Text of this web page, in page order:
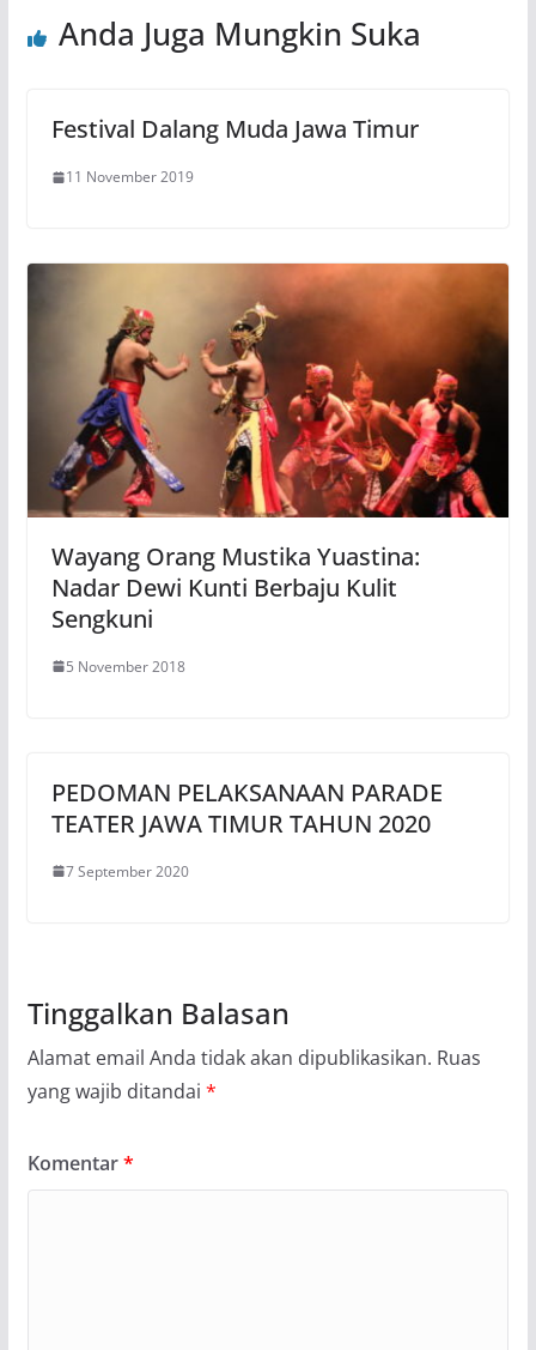
Anda Juga Mungkin Suka
Festival Dalang Muda Jawa Timur
11 November 2019
Wayang Orang Mustika Yuastina:
Nadar Dewi Kunti Berbaju Kulit
Sengkuni
5 November 2018
PEDOMAN PELAKSANAAN PARADE
TEATER JAWA TIMUR TAHUN 2020
7 September 2020
Tinggalkan Balasan
Alamat email Anda tidak akan dipublikasikan. Ruas
yang wajib ditandai *
Komentar*